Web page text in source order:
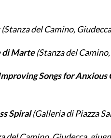
(Stanza del Camino,
di Marte(Stanza del
Songs for Anxious
Spiral(Galleria di Piazza